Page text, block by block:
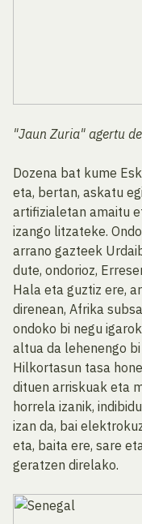
"Jaun Zuria" agertu
Dozena bat kume
eta, bertan, askatu
artifizialetan amaitu
izango litzateke.
arrano gazteek
dute, ondorioz,
Hala eta guztiz ere,
direnean, Afrika
ondoko bi negu
altua da lehenengo
Hilkortasun tasa
dituen arriskuak eta
horrela izanik,
izan da, bai
eta, baita ere, sare
geratzen direlako.